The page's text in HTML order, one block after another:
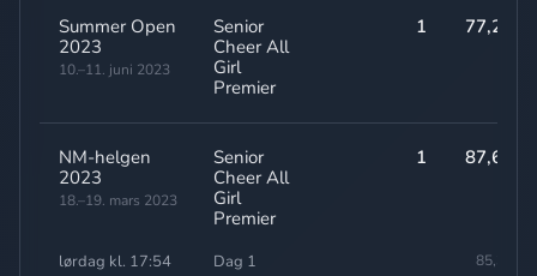
Summer Open
2023
10.–11. juni 2023
Senior
Cheer All
Girl
Premier
1 77,20
NM-helgen
2023
18.–19. mars 2023
Senior
Cheer All
Girl
Premier
1 87,60
lørdag kl. 17:54 Dag 1 85,30